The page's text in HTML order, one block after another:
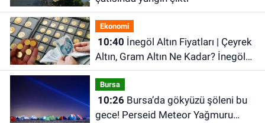
Ekonomi
10:40
Altın, Gram Altın Ne Kadar? İnegöl
Kapalı Çarşı'da Altın Ne Kadar?
Bursa
10:26Bursa’da gökyüzü şöleni bu
gece! Perseid Meteor Yağmuru